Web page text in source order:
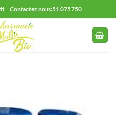
Contactez nous:51 075 750